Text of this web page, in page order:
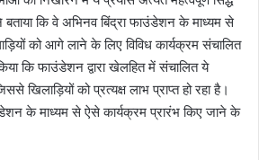
बताया कि वे अभिनव बिंद्रा फाउंडेशन के माध्यम से
को आगे लाने के लिए विविध कार्यक्रम संचालित
कि फाउंडेशन द्वारा खेलहित में संचालित ये
खिलाड़ियों को प्रत्यक्ष लाभ प्राप्त हो रहा है।
के माध्यम से ऐसे कार्यक्रम प्रारंभ किए जाने के